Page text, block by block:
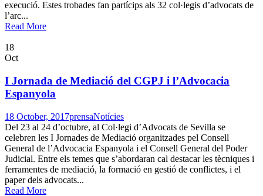
execució. Estes trobades fan partícips als 32 col·legis d’advocats de
l’arc...
Read More
18
Oct
I Jornada de Mediació del CGPJ i l’Advocacia
Espanyola
18 October, 2017prensaNotícies
Del 23 al 24 d’octubre, al Col·legi d’Advocats de Sevilla se
celebren les I Jornades de Mediació organitzades pel Consell
General de l’Advocacia Espanyola i el Consell General del Poder
Judicial. Entre els temes que s’abordaran cal destacar les tècniques i
ferramentes de mediació, la formació en gestió de conflictes, i el
paper dels advocats...
Read More